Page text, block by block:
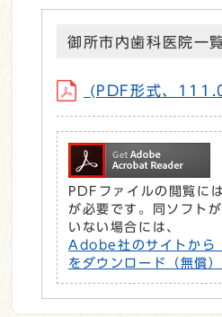
御所市内歯科医院一
(PDF形式、
PDFファイルの閲覧
が必要です。同ソフト
いない場合には、
Adobe社のサイトか
をダウンロード（無償